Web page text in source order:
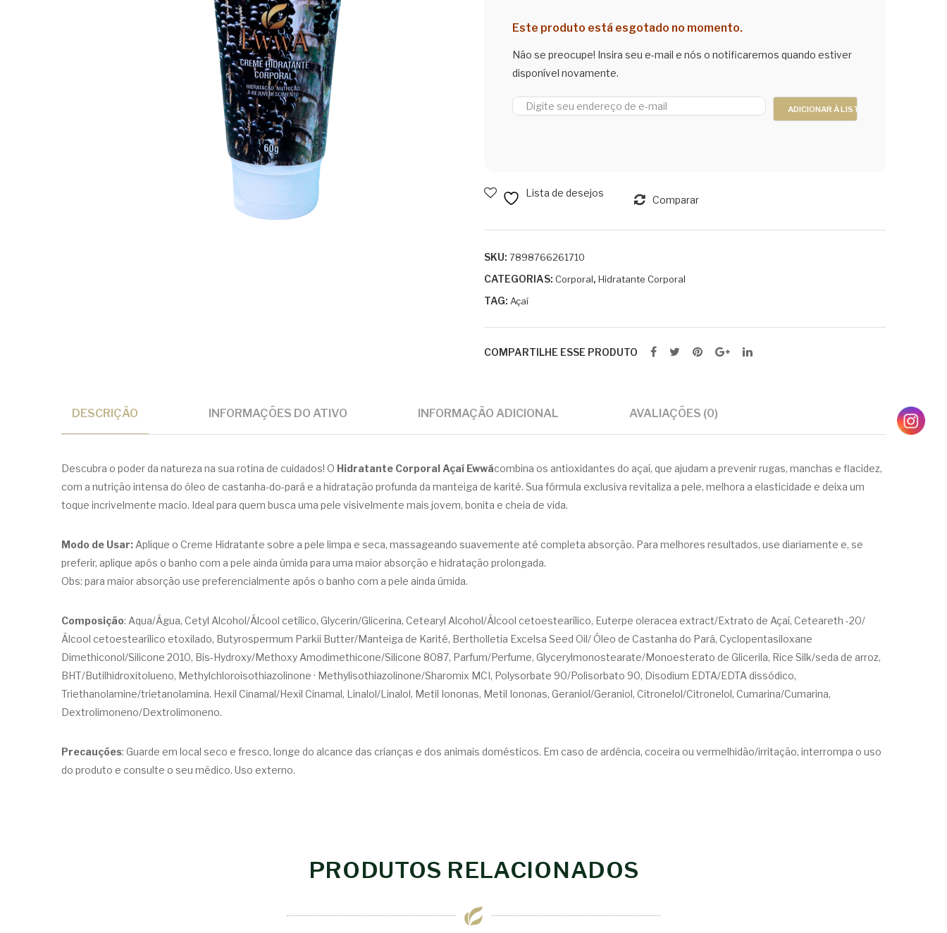
Este produto está esgotado no momento.
Não se preocupe! Insira seu e-mail e nós o notificaremos quando estiver
disponível novamente.
Lista de desejos
Comparar
SKU: 7898766261710
CATEGORIAS: Corporal, Hidratante Corporal
TAG: Açaí
COMPARTILHE ESSE PRODUTO
DESCRIÇÃO INFORMAÇÕES DO ATIVO INFORMAÇÃO ADICIONAL AVALIAÇÕES (0)
Descubra o poder da natureza na sua rotina de cuidados! O Hidratante Corporal Açaí Ewwácombina os antioxidantes do açaí, que ajudam a prevenir rugas, manchas e flacidez,
com a nutrição intensa do óleo de castanha-do-pará e a hidratação profunda da manteiga de karité. Sua fórmula exclusiva revitaliza a pele, melhora a elasticidade e deixa um
toque incrivelmente macio. Ideal para quem busca uma pele visivelmente mais jovem, bonita e cheia de vida.
Modo de Usar: Aplique o Creme Hidratante sobre a pele limpa e seca, massageando suavemente até completa absorção. Para melhores resultados, use diariamente e, se
preferir, aplique após o banho com a pele ainda úmida para uma maior absorção e hidratação prolongada.
Obs: para maior absorção use preferencialmente após o banho com a pele ainda úmida.
Composição: Aqua/Água, Cetyl Alcohol/Álcool cetílico, Glycerin/Glicerina, Cetearyl Alcohol/Álcool cetoestearílico, Euterpe oleracea extract/Extrato de Açaí, Ceteareth -20/
Álcool cetoestearílico etoxilado, Butyrospermum Parkii Butter/Manteiga de Karité, Bertholletia Excelsa Seed Oil/ Óleo de Castanha do Pará, Cyclopentasiloxane
Dimethiconol/Silicone 2010, Bis-Hydroxy/Methoxy Amodimethicone/Silicone 8087, Parfum/Perfume, Glycerylmonostearate/Monoesterato de Glicerila, Rice Silk/seda de arroz,
BHT/Butilhidroxitolueno, Methylchloroisothiazolinone · Methylisothiazolinone/Sharomix MCI, Polysorbate 90/Polisorbato 90, Disodium EDTA/EDTA dissódico,
Triethanolamine/trietanolamina. Hexil Cinamal/Hexil Cinamal, Linalol/Linalol, Metil Iononas, Metil Iononas, Geraniol/Geraniol, Citronelol/Citronelol, Cumarina/Cumarina,
Dextrolimoneno/Dextrolimoneno.
Precauções: Guarde em local seco e fresco, longe do alcance das crianças e dos animais domésticos. Em caso de ardência, coceira ou vermelhidão/irritação, interrompa o uso
do produto e consulte o seu médico. Uso externo.
PRODUTOS RELACIONADOS